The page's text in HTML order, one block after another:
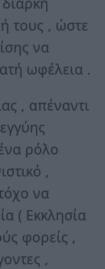
τους , ώστε
να
ωφέλεια .
, απέναντι
ρόλο
,
να
( Εκκλησία
φορείς ,
,